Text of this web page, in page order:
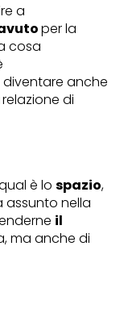
a
per la
cosa
anche
di
è lo spazio,
assunto nella
il
ma anche di